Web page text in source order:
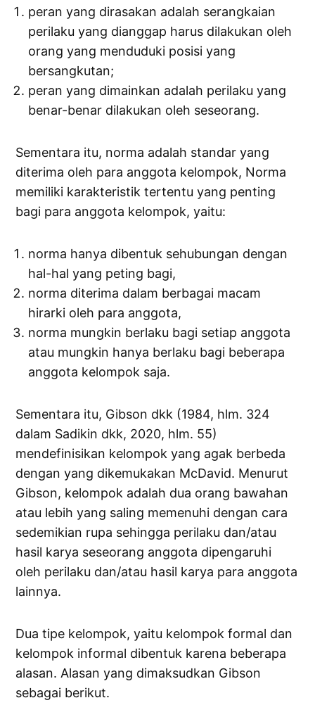
peran yang dirasakan adalah serangkaian
perilaku yang dianggap harus dilakukan oleh
orang yang menduduki posisi yang
bersangkutan;
peran yang dimainkan adalah perilaku yang
benar-benar dilakukan oleh seseorang.
Sementara itu, norma adalah standar yang
diterima oleh para anggota kelompok, Norma
memiliki karakteristik tertentu yang penting
bagi para anggota kelompok, yaitu:
norma hanya dibentuk sehubungan dengan
hal-hal yang peting bagi,
norma diterima dalam berbagai macam
hirarki oleh para anggota,
norma mungkin berlaku bagi setiap anggota
atau mungkin hanya berlaku bagi beberapa
anggota kelompok saja.
Sementara itu, Gibson dkk (1984, hlm. 324
dalam Sadikin dkk, 2020, hlm. 55)
mendefinisikan kelompok yang agak berbeda
dengan yang dikemukakan McDavid. Menurut
Gibson, kelompok adalah dua orang bawahan
atau lebih yang saling memenuhi dengan cara
sedemikian rupa sehingga perilaku dan/atau
hasil karya seseorang anggota dipengaruhi
oleh perilaku dan/atau hasil karya para anggota
lainnya.
Dua tipe kelompok, yaitu kelompok formal dan
kelompok informal dibentuk karena beberapa
alasan. Alasan yang dimaksudkan Gibson
sebagai berikut.